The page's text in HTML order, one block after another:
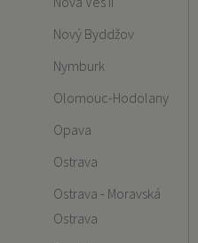
Nový Byddžov
Nymburk
Olomouc-Hodolany
Opava
Ostrava
Ostrava - Moravská
Ostrava